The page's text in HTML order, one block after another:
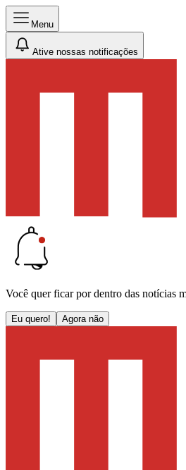
Menu
Ative nossas notificações
Você quer ficar por dentro das notícias
Eu quero! Agora não